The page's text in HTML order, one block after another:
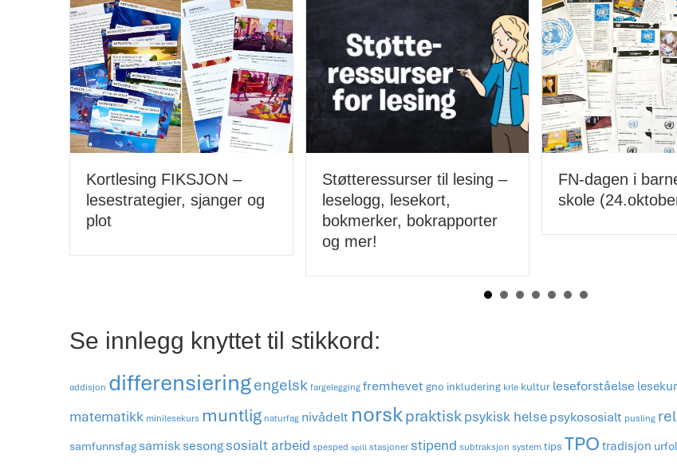
Støtteressurser til lesing –
leselogg, lesekort,
bokmerker, bokrapporter
FN-dagen i barnehage og
skole (24.oktober)
Ordkort og
brukstips og
Se innlegg knyttet til stikkord:
addisjon differensieringengelsk fargelegging fremhevet gno inkludering krle kultur leseforståelse
matematikk minilesekurs muntlig naturfag nivådelt norskpraktiskpsykisk helse psykososialt pusling
samfunnsfag samisk sesong sosialt arbeid spesped spill stasjoner stipend subtraksjon system tips TPO tradisjon